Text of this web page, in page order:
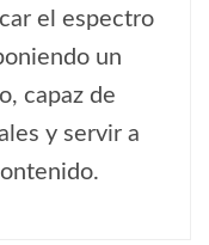
el espectro
un
capaz de
y servir a